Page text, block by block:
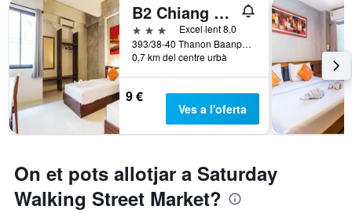
B2 Chiang Rai Boutique & Budget Hotel
3 estrellesExcel·lent 8,0
393/38-40 Thanon Baanpa Pragarn Road, Chiang Rai, Tailàndia
0,7 km del centre urbà
9 €
Ves a l'oferta
On et pots allotjar a Saturday
Walking Street Market?